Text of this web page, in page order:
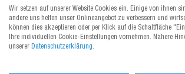
Jetzt unverbindlich anfragen ↓ oder rufen
unter:056 676 60 90
Wir setzen auf unserer Website Cookies ein. Einige von ihnen
andere uns helfen unser Onlineangebot zu verbessern und
können dies akzeptieren oder per Klick auf die Schaltfläche
Ihre individuellen Cookie-Einstellungen vornehmen. Nähere
unserer Datenschutzerklärung